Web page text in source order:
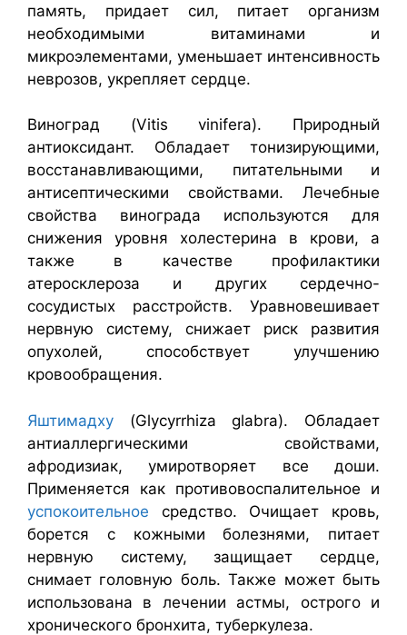
память, придает сил, питает организм
необходимыми витаминами и
микроэлементами, уменьшает интенсивность
неврозов, укрепляет сердце.
Виноград (Vitis vinifera). Природный
антиоксидант. Обладает тонизирующими,
восстанавливающими, питательными и
антисептическими свойствами. Лечебные
свойства винограда используются для
снижения уровня холестерина в крови, а
также в качестве профилактики
атеросклероза и других сердечно-
сосудистых расстройств. Уравновешивает
нервную систему, снижает риск развития
опухолей, способствует улучшению
кровообращения.
Яштимадху (Glycyrrhiza glabra). Обладает
антиаллергическими свойствами,
афродизиак, умиротворяет все доши.
Применяется как противовоспалительное и
успокоительное средство. Очищает кровь,
борется с кожными болезнями, питает
нервную систему, защищает сердце,
снимает головную боль. Также может быть
использована в лечении астмы, острого и
хронического бронхита, туберкулеза.